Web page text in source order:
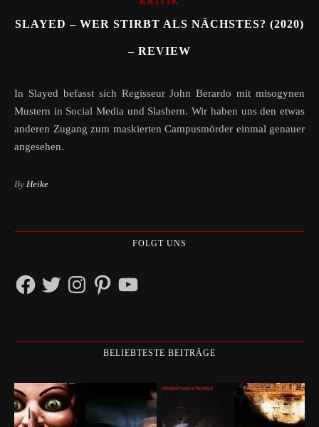
SLAYED – WER STIRBT ALS NÄCHSTES? (2020)
– REVIEW
In Slayed befasst sich Regisseur John Berardo mit misogynen
Mustern in Social Media und Slashern. Wir haben uns den etwas
anderen Zugang zum maskierten Campusmörder einmal genauer
angesehen.
By Heike
FOLGT UNS
FacebookTwitterInstagramPinterestYouTube
BELIEBTESTE BEITRÄGE